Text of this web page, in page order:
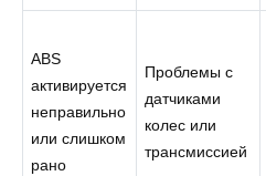
ABS
активируется
неправильно
или слишком
рано
Проблемы с
датчиками
колес или
трансмиссией